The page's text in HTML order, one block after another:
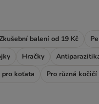
balení od 19 Kč
Hračky
pro koťata Pro různá kočičí